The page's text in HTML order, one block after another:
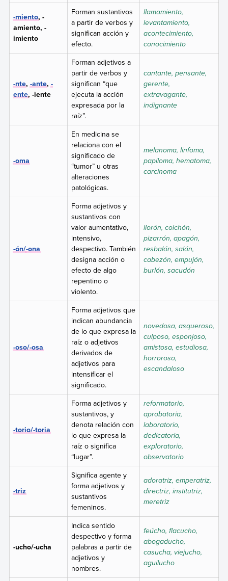
-miento, -
amiento, -
imiento
Forman sustantivos
a partir de verbos y
significan acción y
efecto.
llamamiento,
levantamiento,
acontecimiento,
conocimiento
-nte,-ante,-
ente, -iente
Forman adjetivos a
partir de verbos y
significan “que
ejecuta la acción
expresada por la
raíz”.
cantante, pensante,
gerente,
extravagante,
indignante
-oma
En medicina se
relaciona con el
significado de
“tumor” u otras
alteraciones
patológicas.
melanoma, linfoma,
papiloma, hematoma,
carcinoma
-ón/-ona
Forma adjetivos y
sustantivos con
valor aumentativo,
intensivo,
despectivo. También
designa acción o
efecto de algo
repentino o
violento.
llorón, colchón,
pizarrón, apagón,
resbalón, salón,
cabezón, empujón,
burlón, sacudón
-oso/-osa
Forma adjetivos que
indican abundancia
de lo que expresa la
raíz o adjetivos
derivados de
adjetivos para
intensificar el
significado.
novedosa, asqueroso,
culposo, esponjoso,
amistosa, estudiosa,
horroroso,
escandaloso
-torio/-toria
Forma adjetivos y
sustantivos, y
denota relación con
lo que expresa la
raíz o significa
“lugar”.
reformatorio,
aprobatoria,
laboratorio,
dedicatoria,
exploratorio,
observatorio
-triz
Significa agente y
forma adjetivos y
sustantivos
femeninos.
adoratriz, emperatriz,
directriz, institutriz,
meretriz
-ucho/-ucha
Indica sentido
despectivo y forma
palabras a partir de
adjetivos y
nombres.
feúcho, flacucho,
abogaducho,
casucha, viejucho,
aguilucho